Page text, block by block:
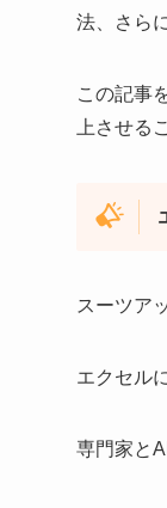
法、さら
この記事
上させる
スーツア
エクセル
専門家と